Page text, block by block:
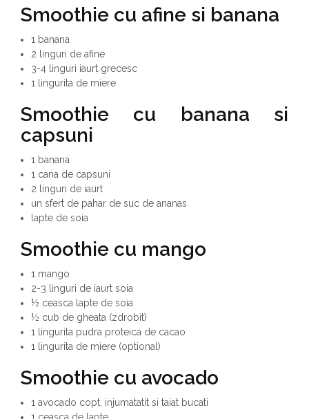
Smoothie cu afine si banana
1 banana
2 linguri de afine
3-4 linguri iaurt grecesc
1 lingurita de miere
Smoothie cu banana si
capsuni
1 banana
1 cana de capsuni
2 linguri de iaurt
un sfert de pahar de suc de ananas
lapte de soia
Smoothie cu mango
1 mango
2-3 linguri de iaurt soia
½ ceasca lapte de soia
½ cub de gheata (zdrobit)
1 lingurita pudra proteica de cacao
1 lingurita de miere (optional)
Smoothie cu avocado
1 avocado copt, injumatatit si taiat bucati